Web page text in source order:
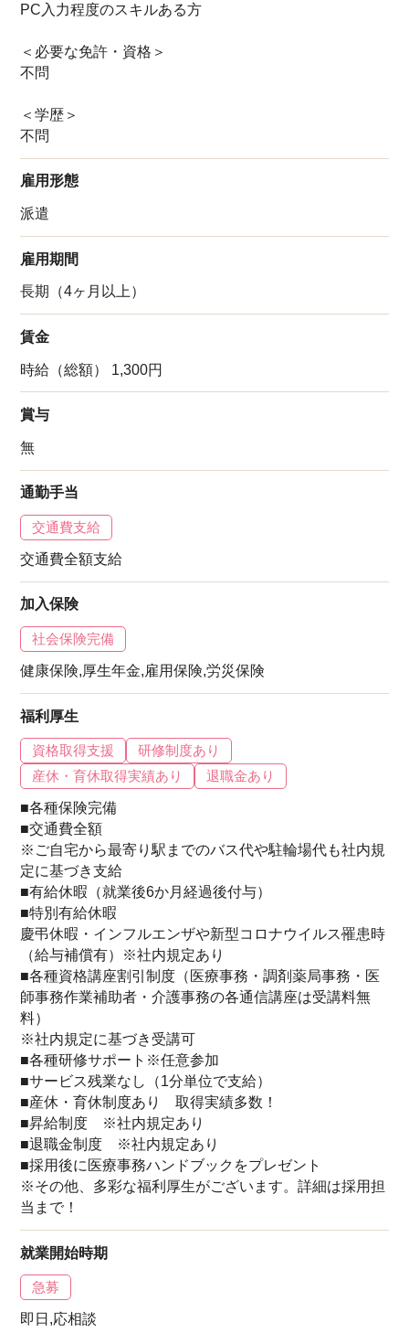
PC入力程度のスキルある方
＜必要な免許・資格＞
不問
＜学歴＞
不問
雇用形態
派遣
雇用期間
長期（4ヶ月以上）
賃金
時給（総額） 1,300円
賞与
無
通勤手当
交通費支給
交通費全額支給
加入保険
社会保険完備
健康保険,厚生年金,雇用保険,労災保険
福利厚生
資格取得支援
研修制度あり
産休・育休取得実績あり
退職金あり
■各種保険完備
■交通費全額
※ご自宅から最寄り駅までのバス代や駐輪場代も社内規
定に基づき支給
■有給休暇（就業後6か月経過後付与）
■特別有給休暇
慶弔休暇・インフルエンザや新型コロナウイルス罹患時
（給与補償有）※社内規定あり
■各種資格講座割引制度（医療事務・調剤薬局事務・医
師事務作業補助者・介護事務の各通信講座は受講料無
料）
※社内規定に基づき受講可
■各種研修サポート※任意参加
■サービス残業なし（1分単位で支給）
■産休・育休制度あり 取得実績多数！
■昇給制度 ※社内規定あり
■退職金制度 ※社内規定あり
■採用後に医療事務ハンドブックをプレゼント
※その他、多彩な福利厚生がございます。詳細は採用担
当まで！
就業開始時期
急募
即日,応相談